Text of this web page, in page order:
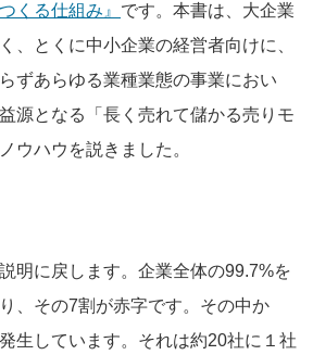
くる仕組み』 です。本書は、大企業
、とくに中小企業の経営者向けに、
ずあらゆる業種業態の事業におい
源となる「長く売れて儲かる売りモ
ウハウを説きました。
明に戻します。企業全体の99.7%を
、その7割が赤字です。その中か
生しています。それは約20社に１社